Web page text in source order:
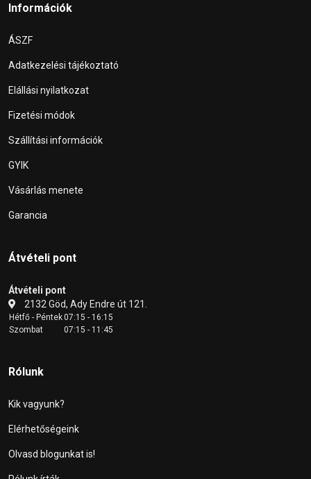
Információk
ÁSZF
Adatkezelési tájékoztató
Elállási nyilatkozat
Fizetési módok
Szállítási információk
GYIK
Vásárlás menete
Garancia
Átvételi pont
Átvételi pont
2132 Göd, Ady Endre út 121.
Hétfő - Péntek07:15 - 16:15
Szombat
07:15 - 11:45
Rólunk
Kik vagyunk?
Elérhetőségeink
Olvasd blogunkat is!